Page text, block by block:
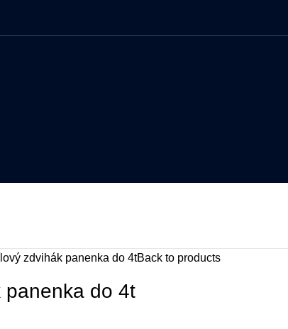
zdvihák panenka do 4tBack to products
panenka do 4t